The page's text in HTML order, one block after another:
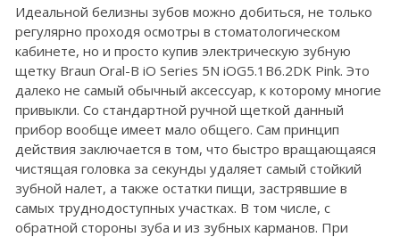
Идеальной белизны зубов можно добиться, не только
регулярно проходя осмотры в стоматологическом
кабинете, но и просто купив электрическую зубную
щетку Braun Oral-B iO Series 5N iOG5.1B6.2DK Pink. Это
далеко не самый обычный аксессуар, к которому многие
привыкли. Со стандартной ручной щеткой данный
прибор вообще имеет мало общего. Сам принцип
действия заключается в том, что быстро вращающаяся
чистящая головка за секунды удаляет самый стойкий
зубной налет, а также остатки пищи, застрявшие в
самых труднодоступных участках. В том числе, с
обратной стороны зуба и из зубных карманов. При